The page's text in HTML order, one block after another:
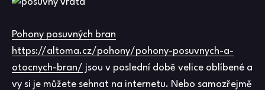
Pohony posuvných bran
https://altoma.cz/pohony/pohony-posuvnych-a-
otocnych-bran/ jsou v poslední době velice oblíbené a
vy si je můžete sehnat na internetu. Nebo samozřejmě